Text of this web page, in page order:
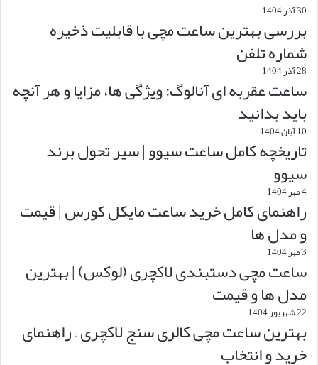
30 آذر 1404
بررسی بهترین ساعت مچی با قابلیت ذخیره
شماره تلفن
28 آذر 1404
ساعت عقربه ای آنالوگ: ویژگی ها، مزایا و هر آنچه
باید بدانید
10 آبان 1404
تاریخچه کامل ساعت سیوو | سیر تحول برند
سیوو
4 مهر 1404
راهنمای کامل خرید ساعت مایکل کورس | قیمت
و مدل ها
3 مهر 1404
ساعت مچی دستبندی لاکچری (لوکس) | بهترین
مدل ها و قیمت
22 شهریور 1404
بهترین ساعت مچی کالری سنج لاکچری – راهنمای
خرید و انتخاب